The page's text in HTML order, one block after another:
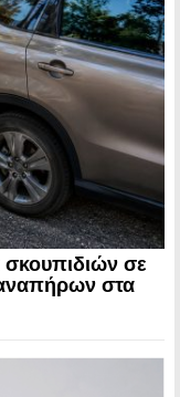
σε
στα